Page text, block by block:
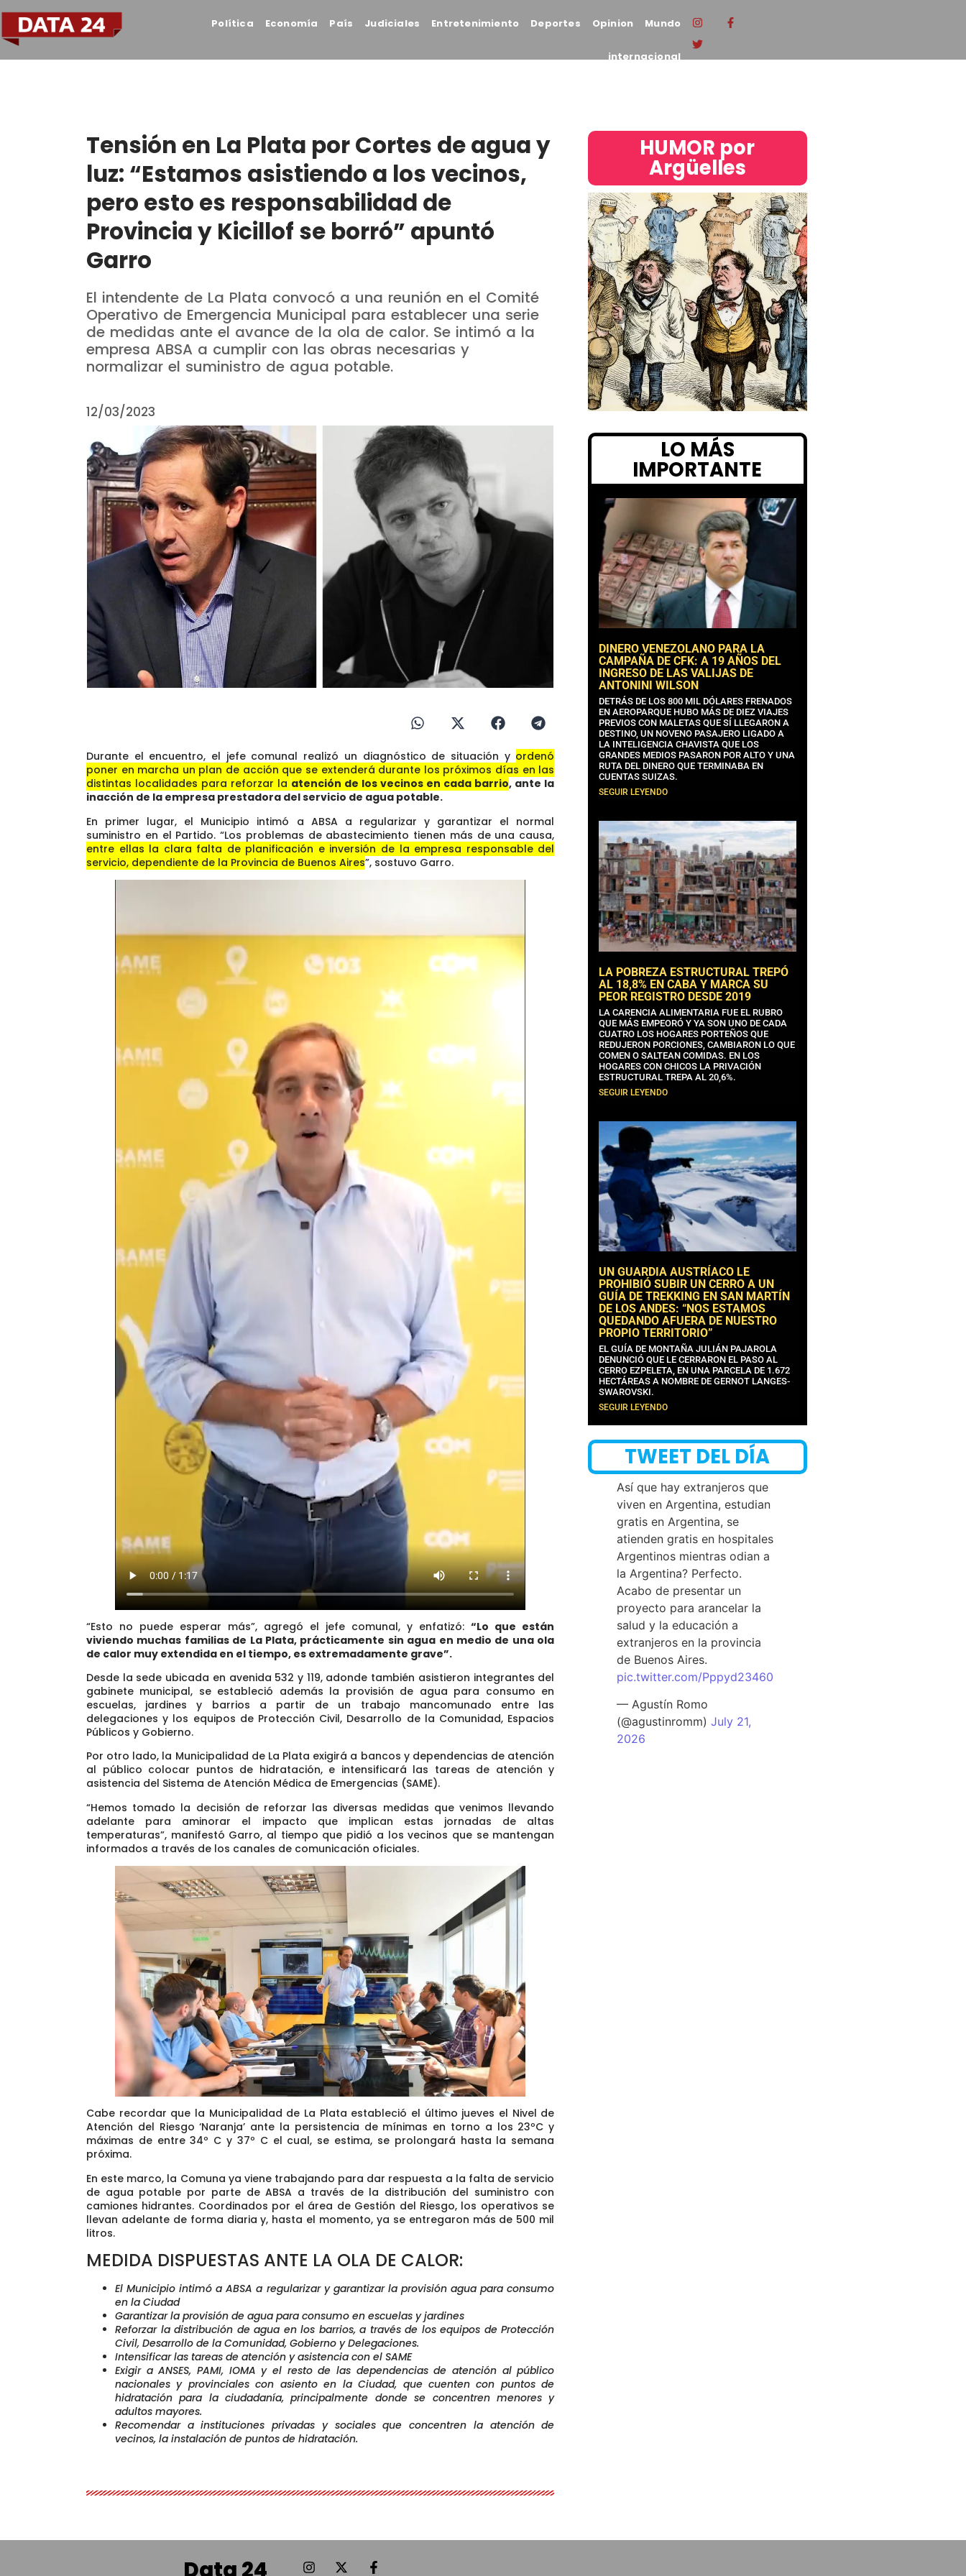
Política Economía País Judiciales Entretenimiento Deportes Opinion Mundo
internacional
Tensión en La Plata por Cortes de agua y
luz: “Estamos asistiendo a los vecinos,
pero esto es responsabilidad de
Provincia y Kicillof se borró” apuntó
Garro
El intendente de La Plata convocó a una reunión en el Comité
Operativo de Emergencia Municipal para establecer una serie
de medidas ante el avance de la ola de calor. Se intimó a la
empresa ABSA a cumplir con las obras necesarias y
normalizar el suministro de agua potable.
12/03/2023
Durante el encuentro, el jefe comunal realizó un diagnóstico de situación y ordenó
poner en marcha un plan de acción que se extenderá durante los próximos días en las
distintas localidades para reforzar la atención de los vecinos en cada barrio, ante la
inacción de la empresa prestadora del servicio de agua potable.
En primer lugar, el Municipio intimó a ABSA a regularizar y garantizar el normal
suministro en el Partido. “Los problemas de abastecimiento tienen más de una causa,
entre ellas la clara falta de planificación e inversión de la empresa responsable del
servicio, dependiente de la Provincia de Buenos Aires”, sostuvo Garro.
“Esto no puede esperar más”, agregó el jefe comunal, y enfatizó:“Lo que están
viviendo muchas familias de La Plata, prácticamente sin agua en medio de una ola
de calor muy extendida en el tiempo, es extremadamente grave”.
Desde la sede ubicada en avenida 532 y 119, adonde también asistieron integrantes del
gabinete municipal, se estableció además la provisión de agua para consumo en
escuelas, jardines y barrios a partir de un trabajo mancomunado entre las
delegaciones y los equipos de Protección Civil, Desarrollo de la Comunidad, Espacios
Públicos y Gobierno.
Por otro lado, la Municipalidad de La Plata exigirá a bancos y dependencias de atención
al público colocar puntos de hidratación, e intensificará las tareas de atención y
asistencia del Sistema de Atención Médica de Emergencias (SAME).
“Hemos tomado la decisión de reforzar las diversas medidas que venimos llevando
adelante para aminorar el impacto que implican estas jornadas de altas
temperaturas”, manifestó Garro, al tiempo que pidió a los vecinos que se mantengan
informados a través de los canales de comunicación oficiales.
Cabe recordar que la Municipalidad de La Plata estableció el último jueves el Nivel de
Atención del Riesgo ‘Naranja’ ante la persistencia de mínimas en torno a los 23ºC y
máximas de entre 34º C y 37º C el cual, se estima, se prolongará hasta la semana
próxima.
En este marco, la Comuna ya viene trabajando para dar respuesta a la falta de servicio
de agua potable por parte de ABSA a través de la distribución del suministro con
camiones hidrantes. Coordinados por el área de Gestión del Riesgo, los operativos se
llevan adelante de forma diaria y, hasta el momento, ya se entregaron más de 500 mil
litros.
MEDIDA DISPUESTAS ANTE LA OLA DE CALOR:
El Municipio intimó a ABSA a regularizar y garantizar la provisión agua para consumo
en la Ciudad
Garantizar la provisión de agua para consumo en escuelas y jardines
Reforzar la distribución de agua en los barrios, a través de los equipos de Protección
Civil, Desarrollo de la Comunidad, Gobierno y Delegaciones.
Intensificar las tareas de atención y asistencia con el SAME
Exigir a ANSES, PAMI, IOMA y el resto de las dependencias de atención al público
nacionales y provinciales con asiento en la Ciudad, que cuenten con puntos de
hidratación para la ciudadanía, principalmente donde se concentren menores y
adultos mayores.
Recomendar a instituciones privadas y sociales que concentren la atención de
vecinos, la instalación de puntos de hidratación.
HUMOR por
Argüelles​
LO MÁS
IMPORTANTE
DINERO VENEZOLANO PARA LA
CAMPAÑA DE CFK: A 19 AÑOS DEL
INGRESO DE LAS VALIJAS DE
ANTONINI WILSON
DETRÁS DE LOS 800 MIL DÓLARES FRENADOS
EN AEROPARQUE HUBO MÁS DE DIEZ VIAJES
PREVIOS CON MALETAS QUE SÍ LLEGARON A
DESTINO, UN NOVENO PASAJERO LIGADO A
LA INTELIGENCIA CHAVISTA QUE LOS
GRANDES MEDIOS PASARON POR ALTO Y UNA
RUTA DEL DINERO QUE TERMINABA EN
CUENTAS SUIZAS.
SEGUIR LEYENDO
LA POBREZA ESTRUCTURAL TREPÓ
AL 18,8% EN CABA Y MARCA SU
PEOR REGISTRO DESDE 2019
LA CARENCIA ALIMENTARIA FUE EL RUBRO
QUE MÁS EMPEORÓ Y YA SON UNO DE CADA
CUATRO LOS HOGARES PORTEÑOS QUE
REDUJERON PORCIONES, CAMBIARON LO QUE
COMEN O SALTEAN COMIDAS. EN LOS
HOGARES CON CHICOS LA PRIVACIÓN
ESTRUCTURAL TREPA AL 20,6%.
SEGUIR LEYENDO
UN GUARDIA AUSTRÍACO LE
PROHIBIÓ SUBIR UN CERRO A UN
GUÍA DE TREKKING EN SAN MARTÍN
DE LOS ANDES: “NOS ESTAMOS
QUEDANDO AFUERA DE NUESTRO
PROPIO TERRITORIO”
EL GUÍA DE MONTAÑA JULIÁN PAJAROLA
DENUNCIÓ QUE LE CERRARON EL PASO AL
CERRO EZPELETA, EN UNA PARCELA DE 1.672
HECTÁREAS A NOMBRE DE GERNOT LANGES-
SWAROVSKI.
SEGUIR LEYENDO
TWEET DEL DÍA
Así que hay extranjeros que
viven en Argentina, estudian
gratis en Argentina, se
atienden gratis en hospitales
Argentinos mientras odian a
la Argentina? Perfecto.
Acabo de presentar un
proyecto para arancelar la
salud y la educación a
extranjeros en la provincia
de Buenos Aires.
pic.twitter.com/Pppyd23460
— Agustín Romo
(@agustinromm)July 21,
2026
Data 24